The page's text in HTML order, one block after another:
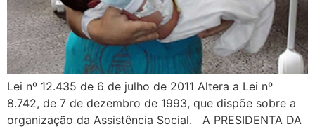
Lei nº 12.435 de 6 de julho de 2011 Altera a Lei nº
8.742, de 7 de dezembro de 1993, que dispõe sobre a
organização da Assistência Social. A PRESIDENTA DA